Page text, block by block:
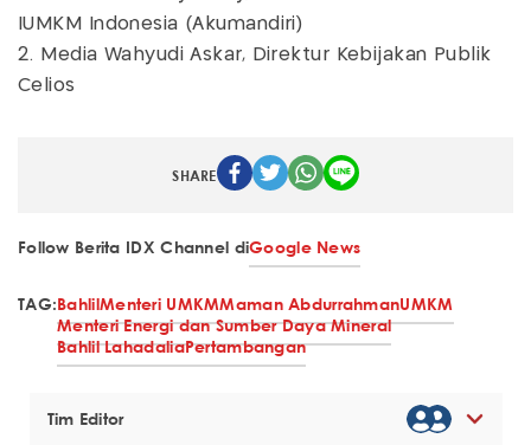
IUMKM Indonesia (Akumandiri)
2. Media Wahyudi Askar, Direktur Kebijakan Publik
Celios
SHARE
Follow Berita IDX Channel diGoogle News
TAG:BahlilMenteri UMKMMaman AbdurrahmanUMKM
Menteri Energi dan Sumber Daya Mineral
Bahlil LahadaliaPertambangan
Tim Editor